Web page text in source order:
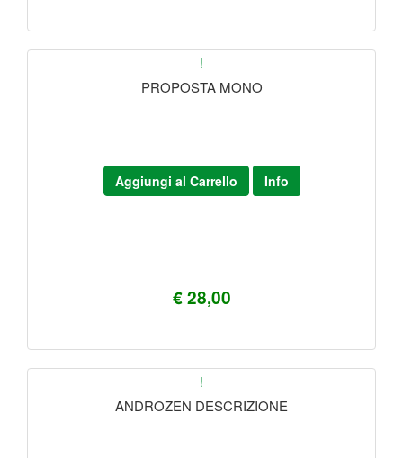
!
PROPOSTA MONO
€ 28,00
Aggiungi al Carrello Info
!
ANDROZEN DESCRIZIONE